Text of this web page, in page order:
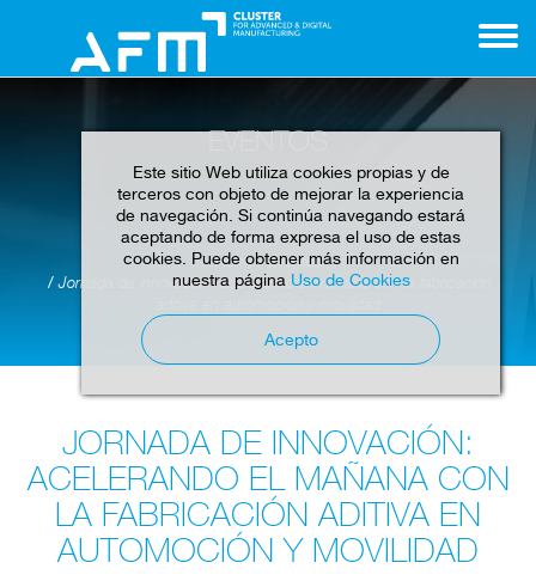
Este sitio Web utiliza cookies propias y de
terceros con objeto de mejorar la experiencia
de navegación. Si continúa navegando estará
aceptando de forma expresa el uso de estas
cookies. Puede obtener más información en
nuestra página Uso de Cookies
Acepto
EVENTOS
Home
Eventos
Jornada de innovación: acelerando el mañana con la fabricación
JORNADA DE INNOVACIÓN:
ACELERANDO EL MAÑANA CON
LA FABRICACIÓN ADITIVA EN
AUTOMOCIÓN Y MOVILIDAD